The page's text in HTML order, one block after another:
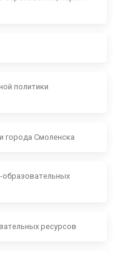
политики
города Смоленска
ресурсов